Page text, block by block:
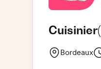
Cuisinier
Bordeaux